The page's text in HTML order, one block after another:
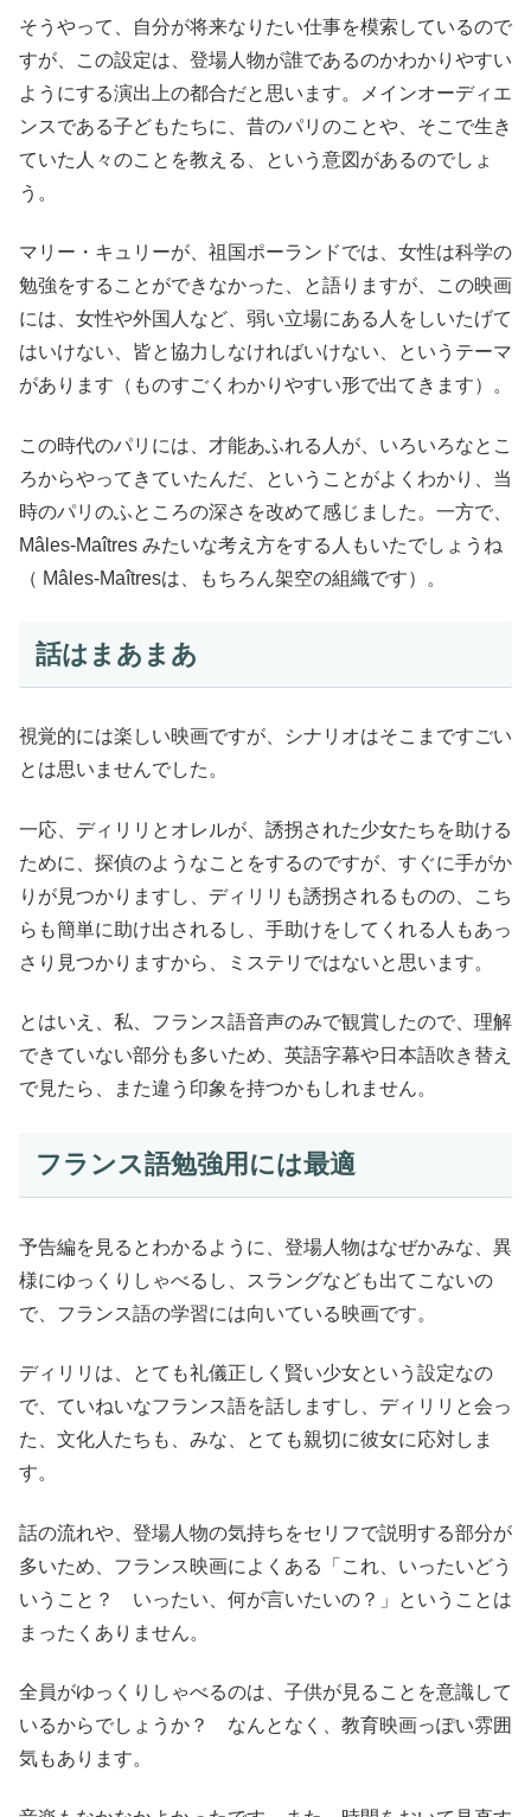
そうやって、自分が将来なりたい仕事を模索しているので
すが、この設定は、登場人物が誰であるのかわかりやすい
ようにする演出上の都合だと思います。メインオーディエ
ンスである子どもたちに、昔のパリのことや、そこで生き
ていた人々のことを教える、という意図があるのでしょ
う。
マリー・キュリーが、祖国ポーランドでは、女性は科学の
勉強をすることができなかった、と語りますが、この映画
には、女性や外国人など、弱い立場にある人をしいたげて
はいけない、皆と協力しなければいけない、というテーマ
があります（ものすごくわかりやすい形で出てきます）。
この時代のパリには、才能あふれる人が、いろいろなとこ
ろからやってきていたんだ、ということがよくわかり、当
時のパリのふところの深さを改めて感じました。一方で、
Mâles-Maîtres みたいな考え方をする人もいたでしょうね
（ Mâles-Maîtresは、もちろん架空の組織です）。
話はまあまあ
視覚的には楽しい映画ですが、シナリオはそこまですごい
とは思いませんでした。
一応、ディリリとオレルが、誘拐された少女たちを助ける
ために、探偵のようなことをするのですが、すぐに手がか
りが見つかりますし、ディリリも誘拐されるものの、こち
らも簡単に助け出されるし、手助けをしてくれる人もあっ
さり見つかりますから、ミステリではないと思います。
とはいえ、私、フランス語音声のみで観賞したので、理解
できていない部分も多いため、英語字幕や日本語吹き替え
で見たら、また違う印象を持つかもしれません。
フランス語勉強用には最適
予告編を見るとわかるように、登場人物はなぜかみな、異
様にゆっくりしゃべるし、スラングなども出てこないの
で、フランス語の学習には向いている映画です。
ディリリは、とても礼儀正しく賢い少女という設定なの
で、ていねいなフランス語を話しますし、ディリリと会っ
た、文化人たちも、みな、とても親切に彼女に応対しま
す。
話の流れや、登場人物の気持ちをセリフで説明する部分が
多いため、フランス映画によくある「これ、いったいどう
いうこと？ いったい、何が言いたいの？」ということは
まったくありません。
全員がゆっくりしゃべるのは、子供が見ることを意識して
いるからでしょうか？ なんとなく、教育映画っぽい雰囲
気もあります。